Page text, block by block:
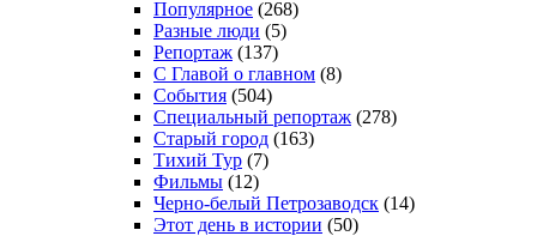
Популярное (268)
Разные люди (5)
Репортаж (137)
С Главой о главном (8)
События (504)
Специальный репортаж (278)
Старый город (163)
Тихий Тур (7)
Фильмы (12)
Черно-белый Петрозаводск (14)
Этот день в истории (50)